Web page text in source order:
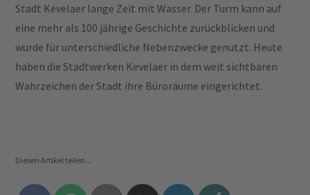
Stadt Kevelaer lange Zeit mit Wasser. Der Turm kann auf
eine mehr als 100 jährige Geschichte zurückblicken und
wurde für unterschiedliche Nebenzwecke genutzt. Heute
haben die Stadtwerken Kevelaer in dem weit sichtbaren
Wahrzeichen der Stadt ihre Büroräume eingerichtet.
Diesen Artikel teilen...